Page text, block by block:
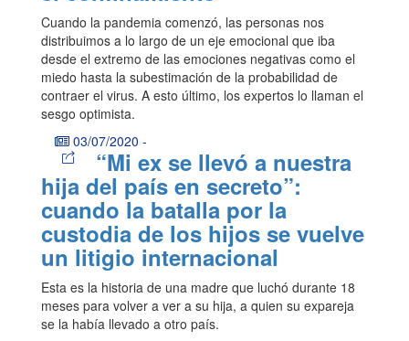
Cuando la pandemia comenzó, las personas nos
distribuimos a lo largo de un eje emocional que iba
desde el extremo de las emociones negativas como el
miedo hasta la subestimación de la probabilidad de
contraer el virus. A esto último, los expertos lo llaman el
sesgo optimista.
03/07/2020 -
“Mi ex se llevó a nuestra
hija del país en secreto”:
cuando la batalla por la
custodia de los hijos se vuelve
un litigio internacional
Esta es la historia de una madre que luchó durante 18
meses para volver a ver a su hija, a quien su expareja
se la había llevado a otro país.